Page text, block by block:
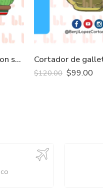
Cortador de galletas con sello – Familia Cactus
$120.00 $99.00